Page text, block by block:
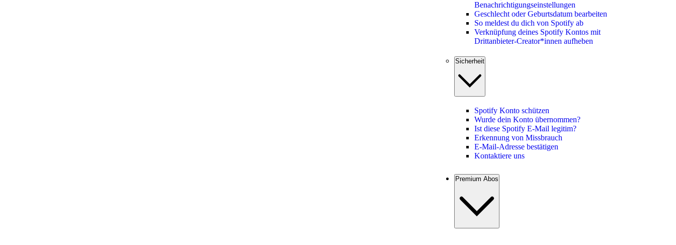
Benachrichtigungseinstellungen
Geschlecht oder Geburtsdatum bearbeiten
So meldest du dich von Spotify ab
Verknüpfung deines Spotify Kontos mit
Drittanbieter-Creator*innen aufheben
Sicherheit
Spotify Konto schützen
Wurde dein Konto übernommen?
Ist diese Spotify E-Mail legitim?
Erkennung von Missbrauch
E-Mail-Adresse bestätigen
Kontaktiere uns
Premium Abos